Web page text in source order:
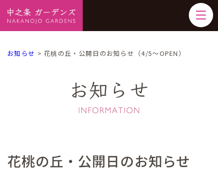
お知らせ >花桃の丘・公開日のお知らせ（4/5～OPEN）
お知らせ
花桃の丘・公開日のお知らせ